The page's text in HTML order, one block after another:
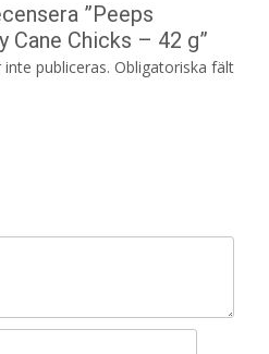
”Peeps
Cane Chicks – 42 g”
publiceras. Obligatoriska fält